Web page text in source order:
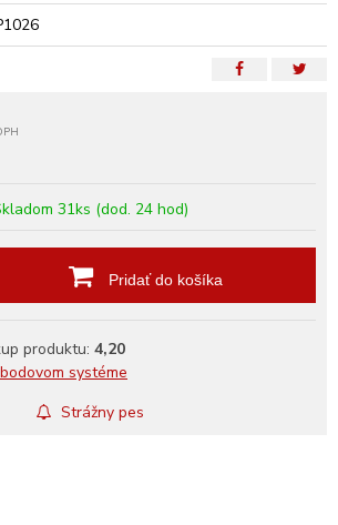
31ks (dod. 24 hod)
Pridať do košíka
produktu: 4,20
systéme
Strážny pes